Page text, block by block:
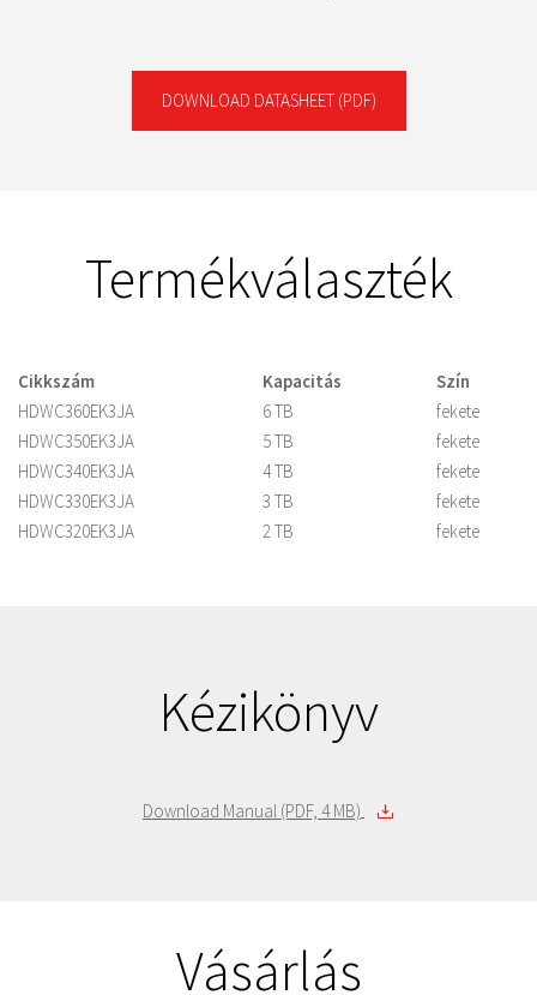
DOWNLOAD DATASHEET (PDF)
Termékválaszték
Cikkszám Kapacitás
Szín
HDWC360EK3JA
6 TB
fekete
HDWC350EK3JA
5 TB
fekete
HDWC340EK3JA
4 TB
fekete
HDWC330EK3JA
3 TB
fekete
HDWC320EK3JA
2 TB fekete
Kézikönyv
Download Manual (PDF, 4 MB)
Vásárlás